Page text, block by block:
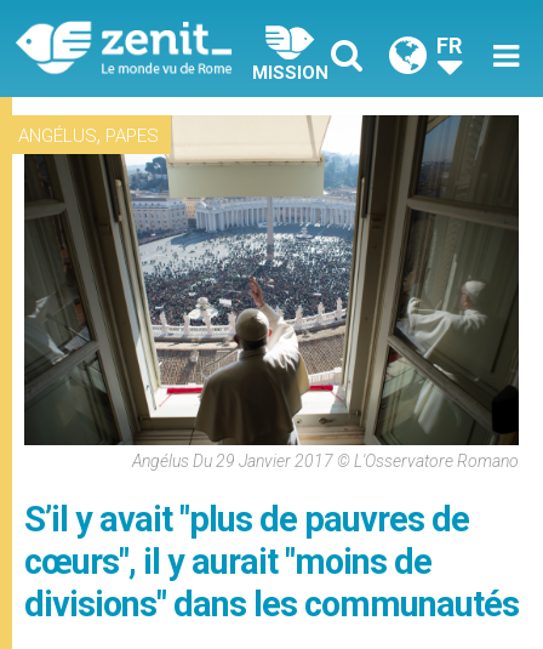
MISSION
FR
ANGÉLUS, PAPES
Angélus Du 29 Janvier 2017 © L'Osservatore Romano
S’il y avait "plus de pauvres de
cœurs", il y aurait "moins de
divisions" dans les communautés